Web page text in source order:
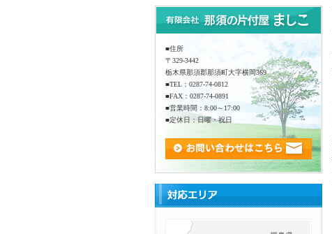
■住所
〒329-3442
栃木県那須郡那須町大字横岡369
■TEL：0287-74-0812
■FAX：0287-74-0891
■営業時間：8:00～17:00
■定休日：日曜・祝日